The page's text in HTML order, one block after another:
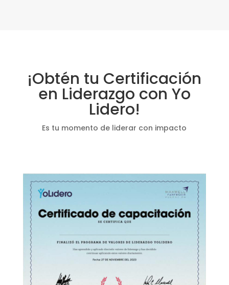
¡Obtén tu Certificación
en Liderazgo con Yo
Lidero!
Es tu momento de liderar con impacto